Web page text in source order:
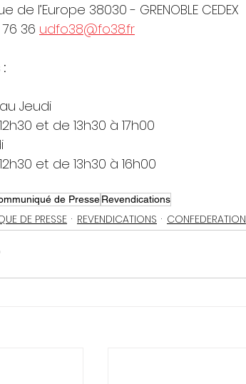
de l’Europe 38030 - GRENOBLE CEDEX
36 udfo38@fo38.fr
Jeudi
et de 13h30 à 17h00
et de 13h30 à 16h00
de PresseRevendications
DE PRESSE REVENDICATIONS CONFEDERATION